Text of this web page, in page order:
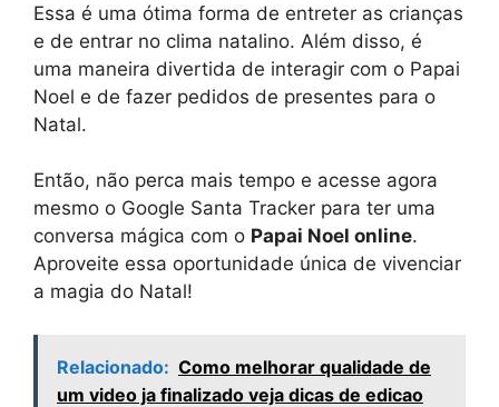
Essa é uma ótima forma de entreter as crianças
e de entrar no clima natalino. Além disso, é
uma maneira divertida de interagir com o Papai
Noel e de fazer pedidos de presentes para o
Natal.
Então, não perca mais tempo e acesse agora
mesmo o Google Santa Tracker para ter uma
conversa mágica com o Papai Noel online.
Aproveite essa oportunidade única de vivenciar
a magia do Natal!
Relacionado: Como melhorar qualidade de
um video ja finalizado veja dicas de edicao